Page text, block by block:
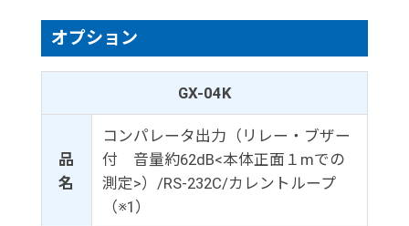
オプション
GX-04K
品
名
コンパレータ出力（リレー・ブザー
付 音量約62dB<本体正面１mでの
測定>）/RS-232C/カレントループ
（※1）